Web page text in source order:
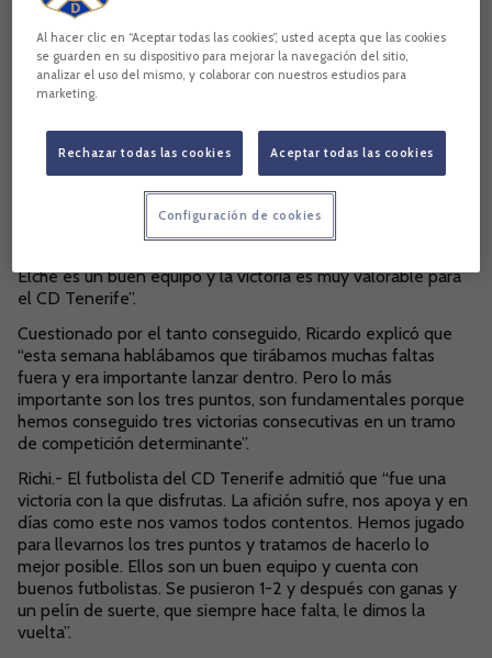
Ricardo.- El centrocampista blanquiazul, autor del tercer
tanto, reconoció que “ha sido una victoria importante. El
Elche es un buen equipo y la victoria es muy valorable para
el CD Tenerife”.
Cuestionado por el tanto conseguido, Ricardo explicó que
“esta semana hablábamos que tirábamos muchas faltas
fuera y era importante lanzar dentro. Pero lo más
importante son los tres puntos, son fundamentales porque
hemos conseguido tres victorias consecutivas en un tramo
de competición determinante”.
Richi.- El futbolista del CD Tenerife admitió que “fue una
victoria con la que disfrutas. La afición sufre, nos apoya y en
días como este nos vamos todos contentos. Hemos jugado
para llevarnos los tres puntos y tratamos de hacerlo lo
mejor posible. Ellos son un buen equipo y cuenta con
buenos futbolistas. Se pusieron 1-2 y después con ganas y
un pelín de suerte, que siempre hace falta, le dimos la
vuelta”.
Al hacer clic en “Aceptar todas las cookies”, usted acepta que las cookies
se guarden en su dispositivo para mejorar la navegación del sitio,
analizar el uso del mismo, y colaborar con nuestros estudios para
marketing.
Rechazar todas las cookies Aceptar todas las cookies
Configuración de cookies